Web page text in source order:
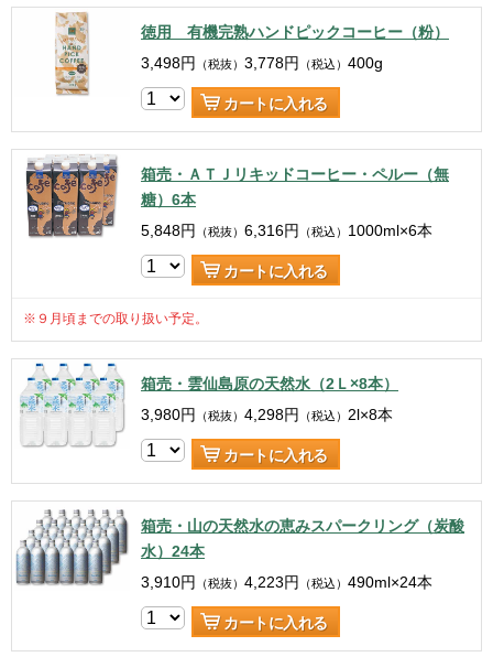
徳用 有機完熟ハンドピックコーヒー（粉）
3,498円 （税抜） 3,778円 （税込） 400g
カートに入れる
箱売・ＡＴＪリキッドコーヒー・ペルー（無
糖）6本
5,848円 （税抜） 6,316円 （税込） 1000ml×6本
カートに入れる
※９月頃までの取り扱い予定。
箱売・雲仙島原の天然水（2Ｌ×8本）
3,980円 （税抜） 4,298円 （税込） 2l×8本
カートに入れる
箱売・山の天然水の恵みスパークリング（炭酸
水）24本
3,910円 （税抜） 4,223円 （税込） 490ml×24本
カートに入れる